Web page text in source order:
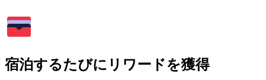
宿泊するたびにリワードを獲得